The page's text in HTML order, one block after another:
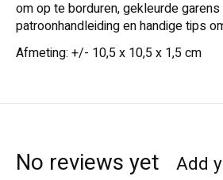
om op te borduren, gekleurde
patroonhandleiding en handige tips
Afmeting: +/- 10,5 x 10,5 x 1,5 cm
No reviews yet Add